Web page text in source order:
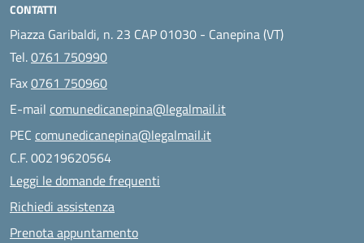
CONTATTI
Piazza Garibaldi, n. 23 CAP 01030 - Canepina (VT)
Tel.0761 750990
Fax0761 750960
E-mail comunedicanepina@legalmail.it
PEC comunedicanepina@legalmail.it
C.F. 00219620564
Leggi le domande frequenti
Richiedi assistenza
Prenota appuntamento